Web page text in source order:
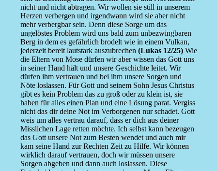
nicht und nicht abtragen. Wir wollen sie still in unserem
Herzen verbergen und irgendwann wird sie aber nicht
mehr verbergbar sein. Denn diese Sorge um das
ungelöstes Problem wird uns bald zum unbezwingbaren
Berg in dem es gefährlich brodelt wie in einem Vulkan,
jederzeit bereit lautstark auszubrechen (Lukas 12/25) Wie
die Eltern von Mose dürfen wir aber wissen das Gott uns
in seiner Hand hält und unsere Geschichte leitet. Wir
dürfen ihm vertrauen und bei ihm unsere Sorgen und
Nöte loslassen. Für Gott und seinem Sohn Jesus Christus
gibt es kein Problem das zu groß oder zu klein ist, sie
haben für alles einen Plan und eine Lösung parat. Vergiss
nicht das dir deine Not im Verborgenen nur schadet. Gott
weis um alles vertrau darauf, dass er dich aus deiner
Misslichen Lage retten möchte. Ich selbst kann bezeugen
das Gott unsere Not zum Besten wendet und auch mir
kam seine Hand zur Rechten Zeit zu Hilfe. Wir können
wirklich darauf vertrauen, doch wir müssen unsere
Sorgen abgeben und dann auch loslassen. Diese